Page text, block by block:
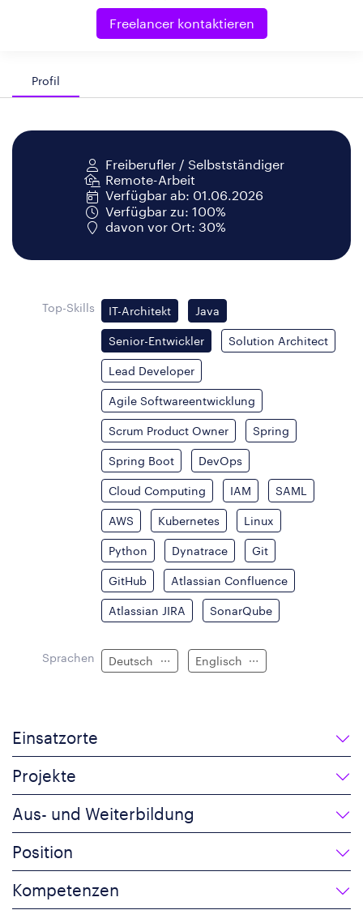
Freelancer kontaktieren
Profil
Freiberufler / Selbstständiger
Remote-Arbeit
Verfügbar ab: 01.06.2026
Verfügbar zu: 100%
davon vor Ort: 30%
Top-Skills IT-Architekt Java
Senior-Entwickler Solution Architect
Lead Developer
Agile Softwareentwicklung
Scrum Product Owner Spring
Spring Boot DevOps
Cloud Computing IAM SAML
AWS Kubernetes Linux
Python Dynatrace Git
GitHub Atlassian Confluence
Atlassian JIRA SonarQube
Sprachen Deutsch Englisch
Einsatzorte
Projekte
Aus- und Weiterbildung
Position
Kompetenzen